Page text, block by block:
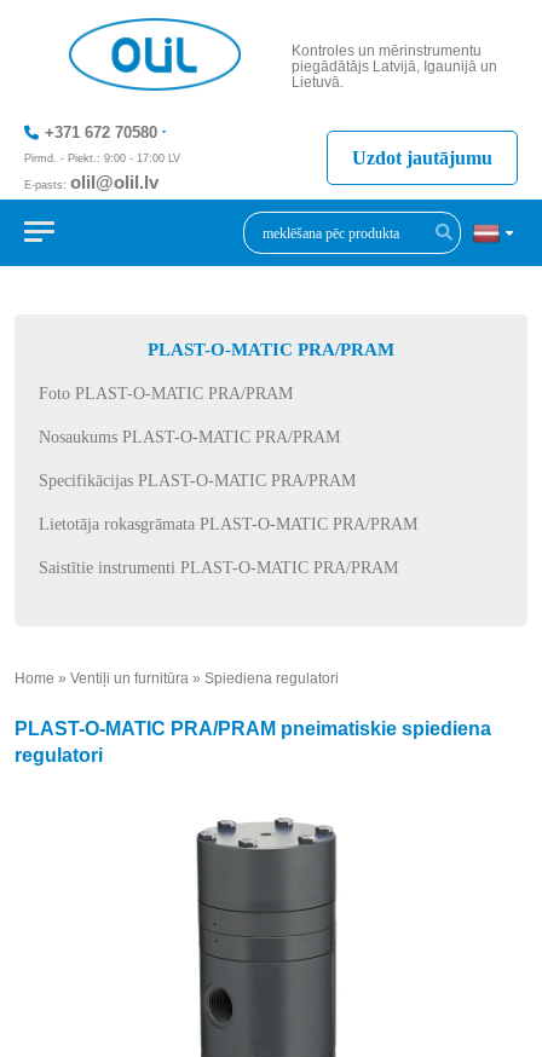
Kontroles un mērinstrumentu
piegādātājs Latvijā, Igaunijā un
Lietuvā.
+371 672 70580
Pirmd. - Piekt.: 9:00 - 17:00 LV
E-pasts: olil@olil.lv
+371 287 11411
Uzdot jautājumu
PLAST-O-MATIC PRA/PRAM
Foto PLAST-O-MATIC PRA/PRAM
Nosaukums PLAST-O-MATIC PRA/PRAM
Specifikācijas PLAST-O-MATIC PRA/PRAM
Lietotāja rokasgrāmata PLAST-O-MATIC PRA/PRAM
Saistītie instrumenti PLAST-O-MATIC PRA/PRAM
Home » Ventiļi un furnitūra » Spiediena regulatori
PLAST-O-MATIC PRA/PRAM pneimatiskie spiediena
regulatori